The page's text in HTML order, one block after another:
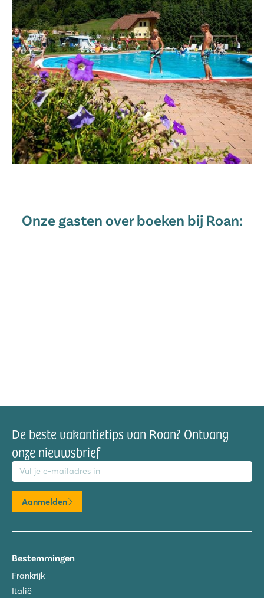
Onze gasten over boeken bij Roan:
De beste vakantietips van Roan? Ontvang
onze nieuwsbrief
Aanmelden
Bestemmingen
Frankrijk
Italië